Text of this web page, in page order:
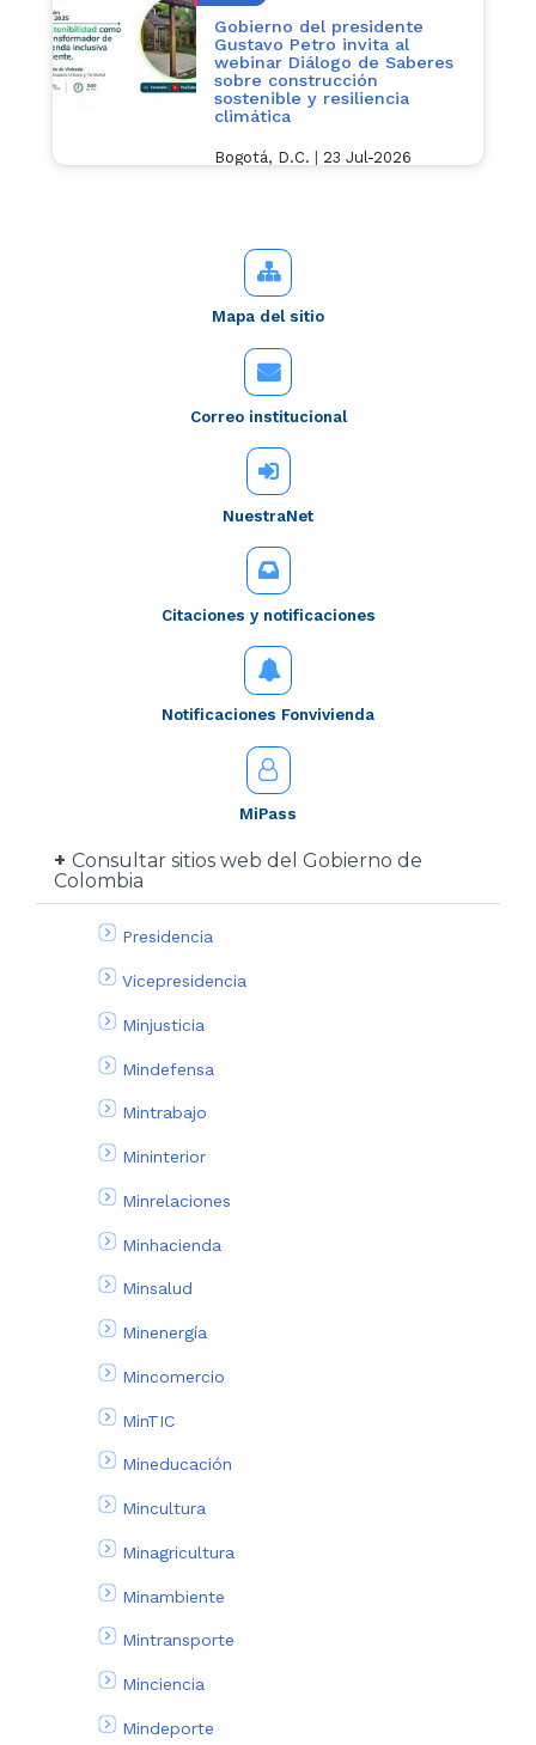
Gobierno del presidente
Gustavo Petro invita al
webinar Diálogo de Saberes
sobre construcción
sostenible y resiliencia
climática
Bogotá, D.C. | 23 Jul-2026
Mapa del sitio
Correo institucional
NuestraNet
Citaciones y notificaciones
Notificaciones Fonvivienda
MiPass
Consultar sitios web del Gobierno de
Colombia
Presidencia
Vicepresidencia
Minjusticia
Mindefensa
Mintrabajo
Mininterior
Minrelaciones
Minhacienda
Minsalud
Minenergía
Mincomercio
MinTIC
Mineducación
Mincultura
Minagricultura
Minambiente
Mintransporte
Minciencia
Mindeporte